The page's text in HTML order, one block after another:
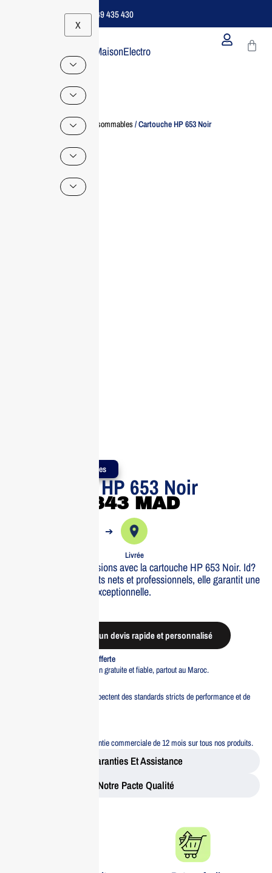
Support B2B Dédié | 06 49 435 430
X
MaisonElectro
Home /Consommables/ Cartouche HP 653 Noir
Produits Authentiques
Cartouche HP 653 Noir
343 MAD
➔
Livrée
Optimisez vos impressions avec la cartouche HP 653 Noir. Id?
ale pour des documents nets et professionnels, elle garantit une
qualit? d’impression exceptionnelle.
Demander un devis rapide et personnalisé
Livraison standard offerte
Profitez d’une livraison gratuite et fiable, partout au Maroc.
Tous nos produits respectent des standards stricts de performance et de
Bénéficiez d’une garantie commerciale de 12 mois sur tous nos produits.
Garanties Et Assistance
Notre Pacte Qualité